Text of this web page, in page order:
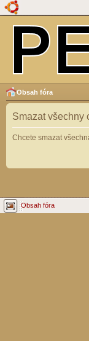
Obsah fóra
Smazat všechny
Chcete smazat
Obsah fóra